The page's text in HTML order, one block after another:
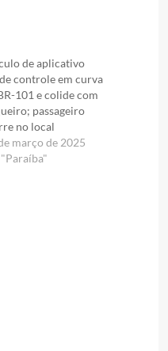
de aplicativo
controle em curva
101 e colide com
passageiro
no local
março de 2025